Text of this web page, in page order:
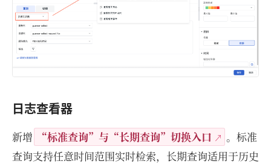
日志查看器
新增 “标准查询”与“长期查询”切换入口
。标准
查询支持任意时间范围实时检索，长期查询适用于历史